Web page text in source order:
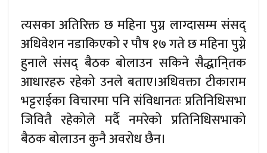
त्यसका अतिरिक्त छ महिना पुग्न लाग्दासम्म संसद्
अधिवेशन नडाकिएको र पौष १७ गते छ महिना पुग्ने
हुनाले संसद् बैठक बोलाउन सकिने सैद्धानि्तक
आधारहरु रहेको उनले बताए।अधिवक्ता टीकाराम
भट्टराईका विचारमा पनि संविधानतः प्रतिनिधिसभा
जिवितै रहेकोले मर्दै नमरेको प्रतिनिधिसभाको
बैठक बोलाउन कुनै अवरोध छैन।